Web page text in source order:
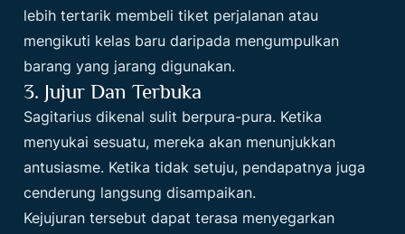
lebih tertarik membeli tiket perjalanan atau
mengikuti kelas baru daripada mengumpulkan
barang yang jarang digunakan.
3. Jujur Dan Terbuka
Sagitarius dikenal sulit berpura-pura. Ketika
menyukai sesuatu, mereka akan menunjukkan
antusiasme. Ketika tidak setuju, pendapatnya juga
cenderung langsung disampaikan.
Kejujuran tersebut dapat terasa menyegarkan